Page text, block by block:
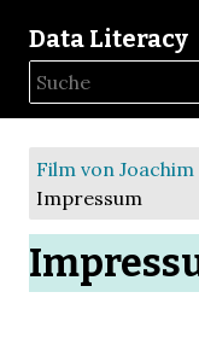
Data Literacy
Film von
Impressum